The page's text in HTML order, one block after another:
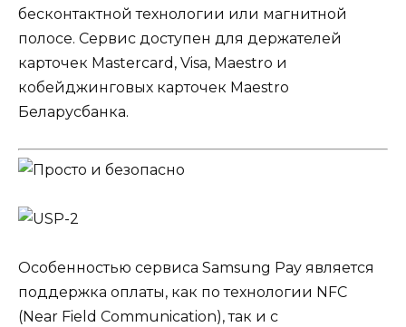
бесконтактной технологии или магнитной
полосе. Сервис доступен для держателей
карточек Mastercard, Visa, Maestro и
кобейджинговых карточек Maestro
Беларусбанка.
Особенностью сервиса Samsung Pay является
поддержка оплаты, как по технологии NFC
(Near Field Communication), так и с